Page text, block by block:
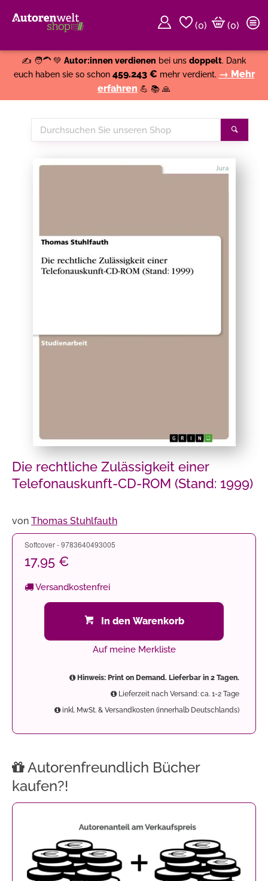
(0)
(0)
✍️ 🧑‍🦱 💚 Autor:innen verdienen bei uns doppelt. Dank
euch haben sie so schon 459.243 € mehr verdient. → Mehr
erfahren 💪 📚 🙏
Durchsuchen
Sie
Shop
Die rechtliche Zulässigkeit einer
Telefonauskunft-CD-ROM (Stand: 1999)
von Thomas Stuhlfauth
Softcover - 9783640493005
17,95 €
Versandkostenfrei
In den Warenkorb
Auf meine Merkliste
Hinweis: Print on Demand. Lieferbar in 2 Tagen.
Lieferzeit nach Versand: ca. 1-2 Tage
inkl. MwSt. & Versandkosten (innerhalb Deutschlands)
Autorenfreundlich Bücher
kaufen?!